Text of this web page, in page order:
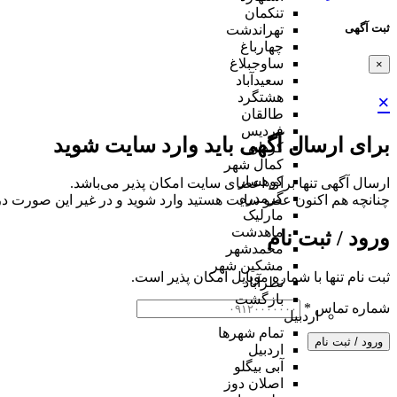
ثبت آگهی
×
×
برای ارسال آگهی باید وارد سایت شوید
ارسال آگهی تنها برای اعضای سایت امکان پذیر می‌باشد.
چنانچه هم‌ اکنون عضو سایت هستید وارد شوید و در غیر این صورت
ورود / ثبت نام
ثبت نام تنها با شماره موبایل امکان پذیر است.
شماره تماس *
ورود / ثبت نام
تنکمان
تهراندشت
چهارباغ
ساوجبلاغ
سعیدآباد
هشتگرد
طالقان
فردیس
کردان
کمال شهر
کوهسار
گرمدره
مارلیک
ماهدشت
محمدشهر
مشکین شهر
نظرآباد
بازگشت
اردبیل
تمام شهر‌ها
اردبیل
آبی بیگلو
اصلان دوز